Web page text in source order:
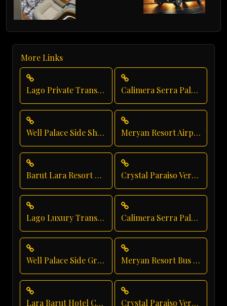
More Links
Lago Private Transfer Calimera Serra Palace Private Transfer
Well Palace Side Shuttle Service Meryan Resort Airport Transfer
Barut Lara Resort Transfer Crystal Paraiso Verde Vip Transfer
Lago Luxury Transport Calimera Serra Palace Group Transfer
Well Palace Side Group Transfer Meryan Resort Bus Transfer
Lara Barut Hotel Chauffeur Crystal Paraiso Verde Family Transfer